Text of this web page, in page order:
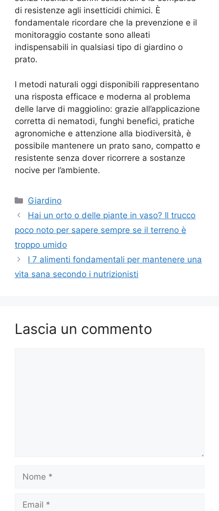
di resistenze agli insetticidi chimici. È
fondamentale ricordare che la prevenzione e il
monitoraggio costante sono alleati
indispensabili in qualsiasi tipo di giardino o
prato.
I metodi naturali oggi disponibili rappresentano
una risposta efficace e moderna al problema
delle larve di maggiolino: grazie all’applicazione
corretta di nematodi, funghi benefici, pratiche
agronomiche e attenzione alla biodiversità, è
possibile mantenere un prato sano, compatto e
resistente senza dover ricorrere a sostanze
nocive per l’ambiente.
Categorie
Giardino
Hai un orto o delle piante in vaso? Il trucco
poco noto per sapere sempre se il terreno è
troppo umido
I 7 alimenti fondamentali per mantenere una
vita sana secondo i nutrizionisti
Lascia un commento